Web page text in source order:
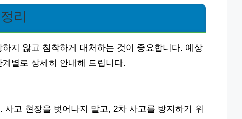
리
지 않고 침착하게 대처하는 것이 중요합니다. 예상
별로 상세히 안내해 드립니다.
고 현장을 벗어나지 말고, 2차 사고를 방지하기 위